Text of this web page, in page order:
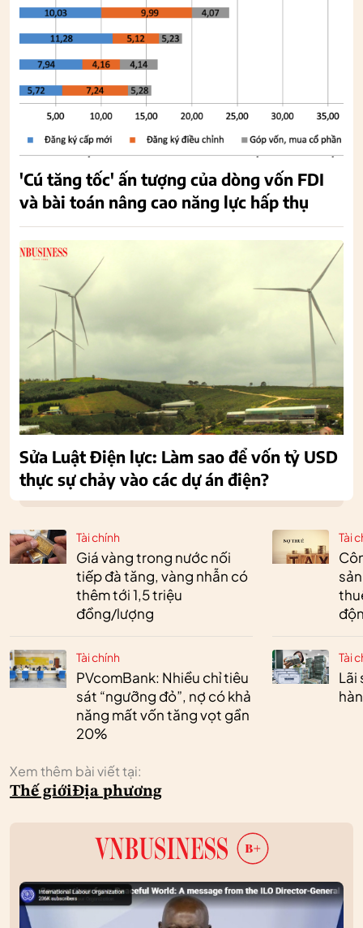
Tài chính
Giá vàng trong nước nối
tiếp đà tăng, vàng nhẫn có
thêm tới 1,5 triệu
đồng/lượng
Tài chính
PVcomBank: Nhiều chỉ tiêu
sát “ngưỡng đỏ”, nợ có khả
năng mất vốn tăng vọt gần
20%
Tài
Tài
Lãi
Xem thêm bài viết tại:
Thế giớiĐịa phương
'Cú tăng tốc' ấn tượng của dòng vốn FDI
và bài toán nâng cao năng lực hấp thụ
Sửa Luật Điện lực: Làm sao để vốn tỷ USD
thực sự chảy vào các dự án điện?